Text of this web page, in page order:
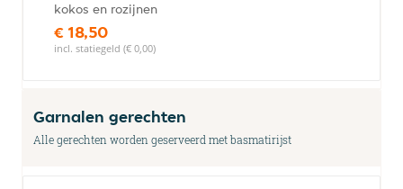
kokos en rozijnen
€ 18,50
incl. statiegeld (€ 0,00)
Garnalen gerechten
Alle gerechten worden geserveerd met basmatirijst